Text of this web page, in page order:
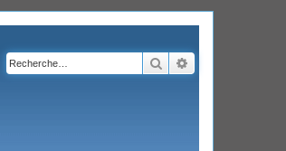
Rechercher